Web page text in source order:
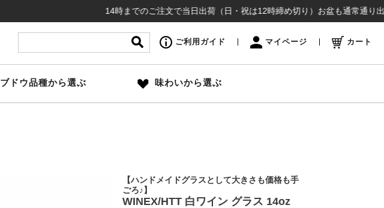
14時までのご注文で当日出荷（日・祝は12時締め切り）お盆も通常通り出荷い
ご利用ガイド マイページ カート
ブドウ品種から選ぶ 味わいから選ぶ
【ハンドメイドグラスとして大きさも価格も手
ごろ♪】
WINEX/HTT 白ワイン グラス 14oz